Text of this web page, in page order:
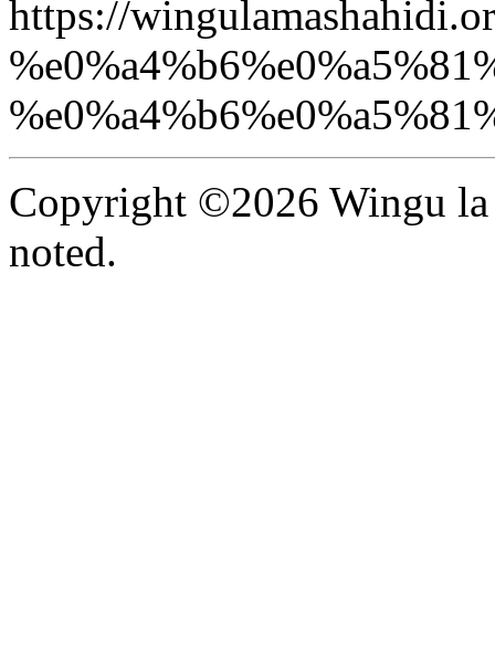
https://
Copyright ©2026 Wingu la
noted.